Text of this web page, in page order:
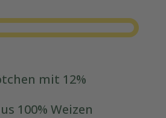
mit 12%
100% Weizen